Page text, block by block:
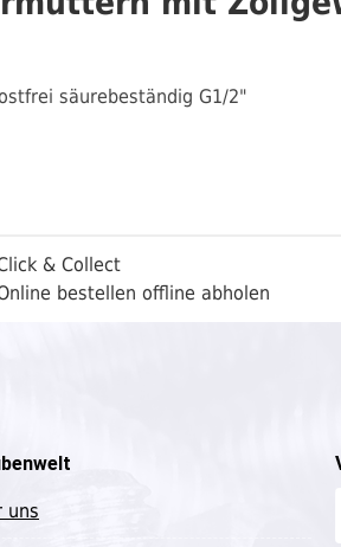
säurebeständig G1/2"
& Collect
bestellen offline abholen
uns